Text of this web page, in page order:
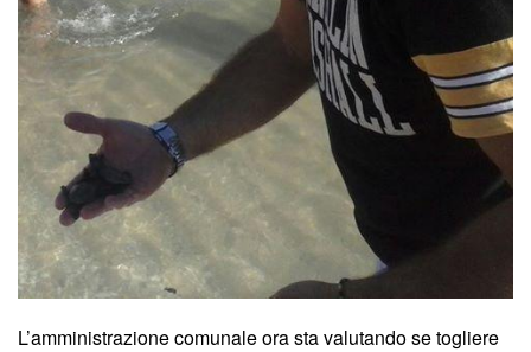
L’amministrazione comunale ora sta valutando se togliere